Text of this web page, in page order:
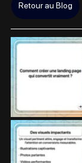
Retour au Blog